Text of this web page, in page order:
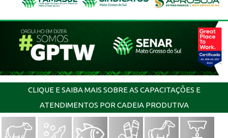
CLIQUE E SAIBA MAIS SOBRE AS CAPACITAÇÕES E
ATENDIMENTOS POR CADEIA PRODUTIVA